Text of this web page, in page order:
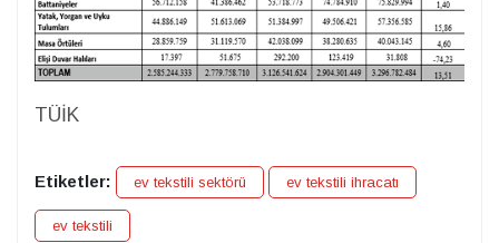
TÜİK
Etiketler: ev tekstili sektörü ev tekstili ihracatı
ev tekstili